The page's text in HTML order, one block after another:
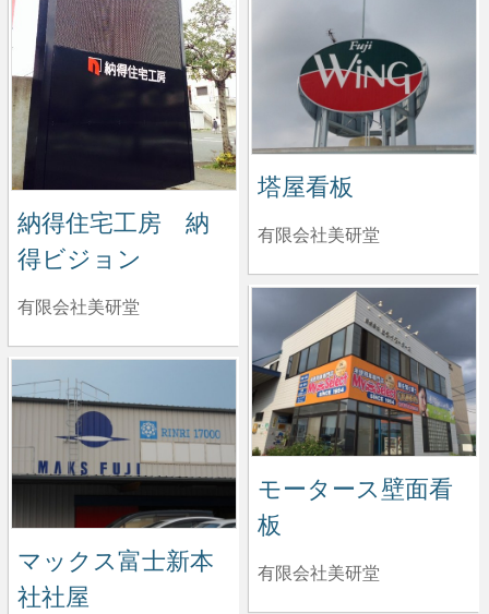
納得住宅工房 納
得ビジョン
有限会社美研堂
塔屋看板
有限会社美研堂
モータース壁面看
板
有限会社美研堂
マックス富士新本
社社屋